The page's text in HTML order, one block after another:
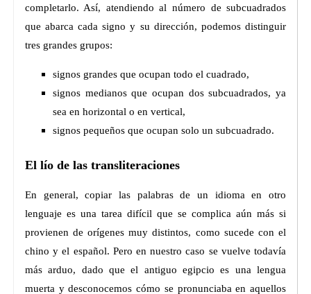
completarlo. Así, atendiendo al número de subcuadrados
que abarca cada signo y su dirección, podemos distinguir
tres grandes grupos:
signos grandes que ocupan todo el cuadrado,
signos medianos que ocupan dos subcuadrados, ya
sea en horizontal o en vertical,
signos pequeños que ocupan solo un subcuadrado.
El lío de las transliteraciones
En general, copiar las palabras de un idioma en otro
lenguaje es una tarea difícil que se complica aún más si
provienen de orígenes muy distintos, como sucede con el
chino y el español. Pero en nuestro caso se vuelve todavía
más arduo, dado que el antiguo egipcio es una lengua
muerta y desconocemos cómo se pronunciaba en aquellos